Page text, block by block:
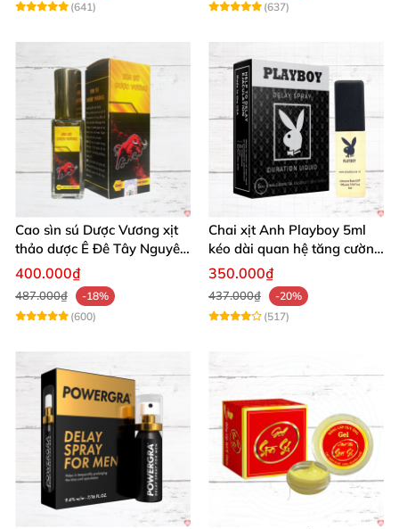
(641)
(637)
Cao sìn sú Dược Vương xịt
thảo dược Ê Đê Tây Nguyên
chính hãng tăng cường sức
400.000₫
487.000₫
-18%
(600)
Chai xịt Anh Playboy 5ml
kéo dài quan hệ tăng cường
sinh lý nam
350.000₫
437.000₫
-20%
(517)